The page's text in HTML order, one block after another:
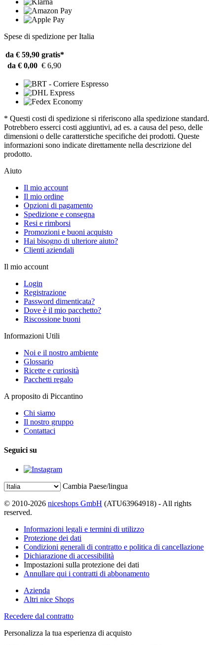
Spese di spedizione per Italia
da € 59,90 gratis*
da € 0,00 € 6,90
* Questi costi di spedizione si riferiscono alla spedizione standard.
Potrebbero esserci costi aggiuntivi, ad es. a causa del peso, delle
dimensioni o delle caratterstiche specifiche dei prodotti. Queste
informazioni sono indicate direttamente nella descrizione del
prodotto.
Aiuto
Il mio account
Il mio ordine
Opzioni di pagamento
Spedizione e consegna
Resi e rimborsi
Promozioni e buoni acquisto
Hai bisogno di ulteriore aiuto?
Clienti aziendali
Il mio account
Login
Registrazione
Password dimenticata?
Dove è il mio pacchetto?
Riscossione buoni
Informazioni Utili
Noi e il nostro ambiente
Glossario
Ricette e curiosità
Pacchetti regalo
A proposito di Piccantino
Chi siamo
Il nostro gruppo
Contattaci
Seguici su
Cambia Paese/lingua
© 2010-2026 niceshops GmbH (ATU63964918) - All rights
reserved.
Informazioni legali e termini di utilizzo
Protezione dei dati
Condizioni generali di contratto e politica di cancellazione
Dichiarazione di accessibilità
Impostazioni sulla protezione dei dati
Annullare qui i contratti di abbonamento
Azienda
Altri nice Shops
Recedere dal contratto
Personalizza la tua esperienza di acquisto